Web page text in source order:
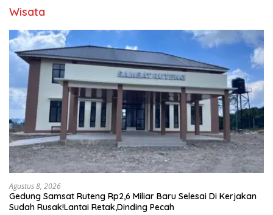
Wisata
Agustus 8, 2026
Gedung Samsat Ruteng Rp2,6 Miliar Baru Selesai Di Kerjakan
Sudah Rusak!Lantai Retak,Dinding Pecah